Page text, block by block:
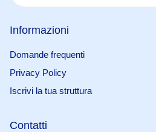
Informazioni
Domande frequenti
Privacy Policy
Iscrivi la tua struttura
Contatti